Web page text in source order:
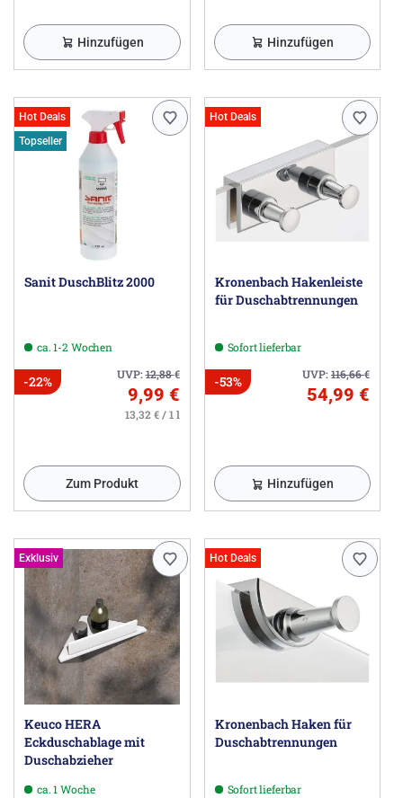
Hinzufügen Hinzufügen
Hot Deals
Topseller
Sanit DuschBlitz 2000
ca. 1-2 Wochen
UVP:12,88€
-22%
9,99 €
13,32 € / 1 l
Zum Produkt
Hot Deals
Kronenbach Hakenleiste
für Duschabtrennungen
Sofort lieferbar
UVP:116,66€
-53%
54,99 €
Hinzufügen
Exklusiv
Keuco HERA
Eckduschablage mit
Duschabzieher
ca. 1 Woche
Hot Deals
Kronenbach Haken für
Duschabtrennungen
Sofort lieferbar